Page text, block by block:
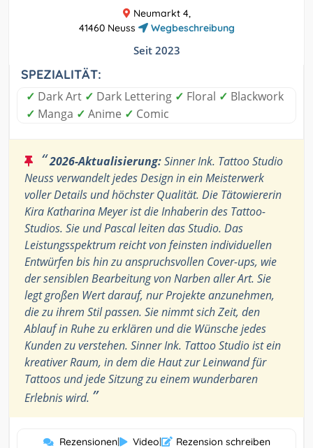
Neumarkt 4,
41460 Neuss
Wegbeschreibung
Seit 2023
SPEZIALITÄT:
✓ Dark Art ✓ Dark Lettering ✓ Floral ✓ Blackwork
✓ Manga ✓ Anime ✓ Comic
“2026-Aktualisierung:Sinner Ink. Tattoo Studio
Neuss verwandelt jedes Design in ein Meisterwerk
voller Details und höchster Qualität. Die Tätowiererin
Kira Katharina Meyer ist die Inhaberin des Tattoo-
Studios. Sie und Pascal leiten das Studio. Das
Leistungsspektrum reicht von feinsten individuellen
Entwürfen bis hin zu anspruchsvollen Cover-ups, wie
der sensiblen Bearbeitung von Narben aller Art. Sie
legt großen Wert darauf, nur Projekte anzunehmen,
die zu ihrem Stil passen. Sie nimmt sich Zeit, den
Ablauf in Ruhe zu erklären und die Wünsche jedes
Kunden zu verstehen. Sinner Ink. Tattoo Studio ist ein
kreativer Raum, in dem die Haut zur Leinwand für
Tattoos und jede Sitzung zu einem wunderbaren
Erlebnis wird. ”
Rezensionen| Video| Rezension schreiben